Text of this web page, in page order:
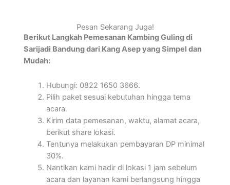
Pesan Sekarang Juga!
Berikut Langkah Pemesanan Kambing Guling di
Sarijadi Bandung dari Kang Asep yang Simpel dan
Mudah:
Hubungi: 0822 1650 3666.
Pilih paket sesuai kebutuhan hingga tema
acara.
Kirim data pemesanan, waktu, alamat acara,
berikut share lokasi.
Tentunya melakukan pembayaran DP minimal
30%.
Nantikan kami hadir di lokasi 1 jam sebelum
acara dan layanan kami berlangsung hingga